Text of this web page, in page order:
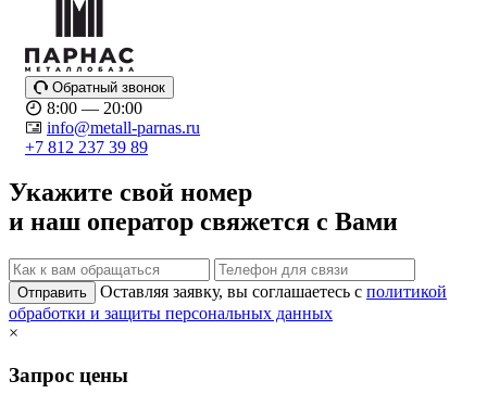
Обратный звонок
8:00 — 20:00
info@metall-parnas.ru
+7 812 237 39 89
Укажите свой номер
и наш оператор свяжется с Вами
Отправить Оставляя заявку, вы соглашаетесь с политикой
обработки и защиты персональных данных
×
Запрос цены